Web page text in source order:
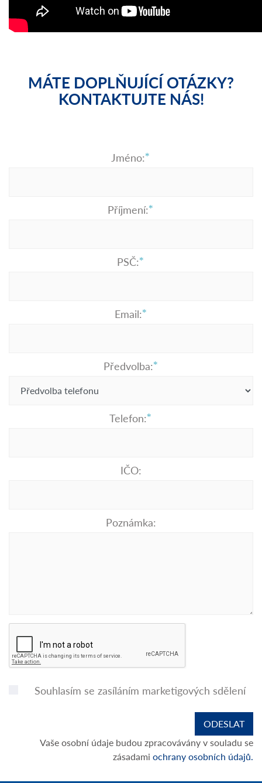
MÁTE DOPLŇUJÍCÍ OTÁZKY?
KONTAKTUJTE NÁS!
Jméno:
Příjmení:
PSČ:
Email:
Předvolba:
Telefon:
IČO:
Poznámka:
Souhlasím se zasíláním marketigových sdělení
Vaše osobní údaje budou zpracovávány v souladu se
zásadami ochrany osobních údajů.